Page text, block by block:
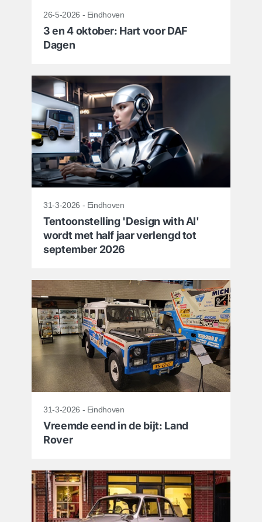
26-5-2026 - Eindhoven
3 en 4 oktober: Hart voor DAF
Dagen
31-3-2026 - Eindhoven
Tentoonstelling 'Design with AI'
wordt met half jaar verlengd tot
september 2026
31-3-2026 - Eindhoven
Vreemde eend in de bijt: Land
Rover